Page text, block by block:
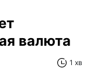
валюта
1 хв